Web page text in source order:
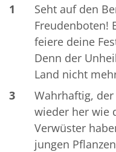
1
Seht auf den
Freudenboten!
feiere deine
Denn der
Land nicht
3
Wahrhaftig,
wieder her wie
Verwüster
jungen